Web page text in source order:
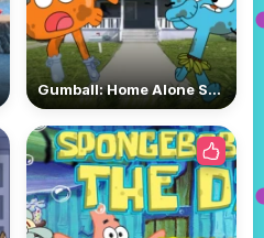
Gumball: Home Alone Survival